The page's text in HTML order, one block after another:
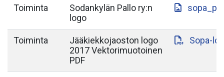
Toiminta
Sodankylän Pallo ry:n
logo
Toiminta
Jääkiekkojaoston logo
2017 Vektorimuotoinen
PDF
Sopa-